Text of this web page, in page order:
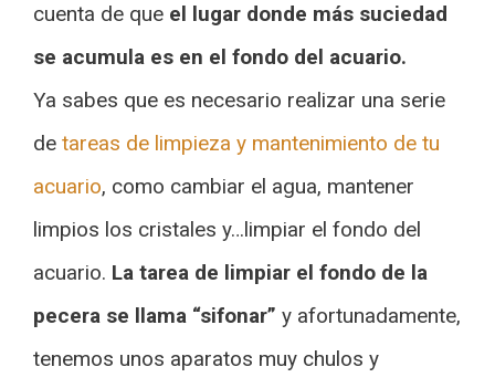
cuenta de que el lugar donde más suciedad
se acumula es en el fondo del acuario.
Ya sabes que es necesario realizar una serie
de tareas de limpieza y mantenimiento de tu
acuario, como cambiar el agua, mantener
limpios los cristales y…limpiar el fondo del
acuario. La tarea de limpiar el fondo de la
pecera se llama “sifonar” y afortunadamente,
tenemos unos aparatos muy chulos y